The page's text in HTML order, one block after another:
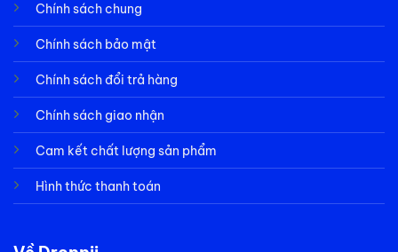
Chính sách chung
Chính sách bảo mật
Chính sách đổi trả hàng
Chính sách giao nhận
Cam kết chất lượng sản phẩm
Hình thức thanh toán